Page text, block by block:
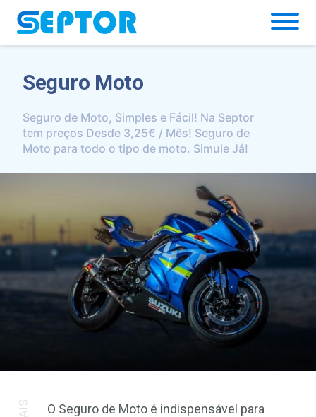
Simulador
Seguro Moto
Seguro de Moto, Simples e Fácil! Na Septor
tem preços Desde 3,25€ / Mês! Seguro de
Moto para todo o tipo de moto. Simule Já!
O Seguro de Moto é indispensável para